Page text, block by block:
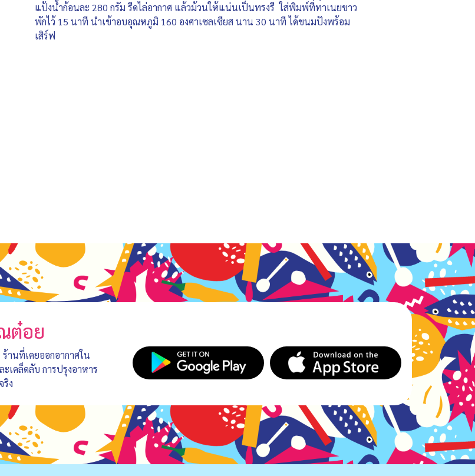
แป้งน้ำก้อนละ 280 กรัม รีดไล่อากาศ แล้วม้วนให้แน่นเป็นทรงรี ใส่พิมพ์ที่ทาเนยขาว
พักไว้ 15 นาที นำเข้าอบอุณหภูมิ 160 องศาเซลเซียส นาน 30 นาที ได้ขนมปังพร้อม
เสิร์ฟ
ต๋อย
านที่เคยออกอากาศใน
เคล็ดลับ การปรุงอาหาร
ริง